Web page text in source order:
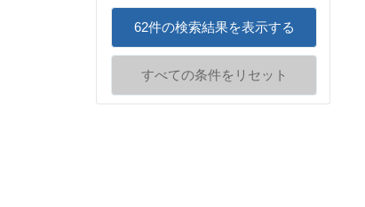
62件の検索結果を表示する
すべての条件をリセット